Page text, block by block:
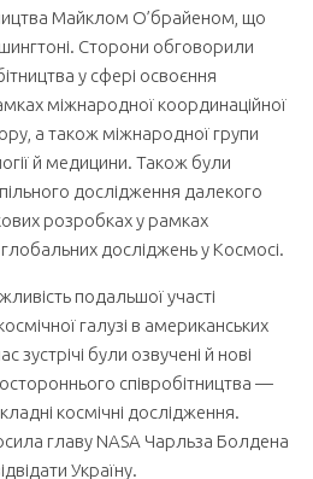
Майклом О’брайеном, що
Сторони обговорили
у сфері освоєння
міжнародної координаційної
а також міжнародної групи
й медицини. Також були
дослідження далекого
розробках у рамках
досліджень у Космосі.
подальшої участі
галузі в американських
зустрічі були озвучені й нові
співробітництва —
космічні дослідження.
главу NASA Чарльза Болдена
Україну.